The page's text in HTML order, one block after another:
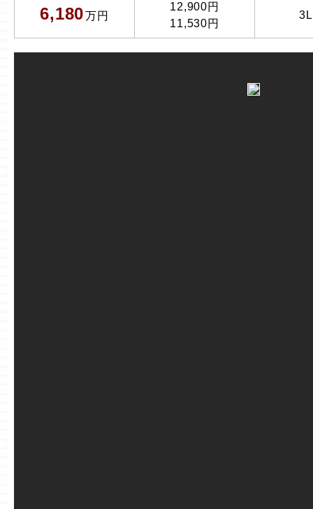
6,180万円
12,900円
11,530円